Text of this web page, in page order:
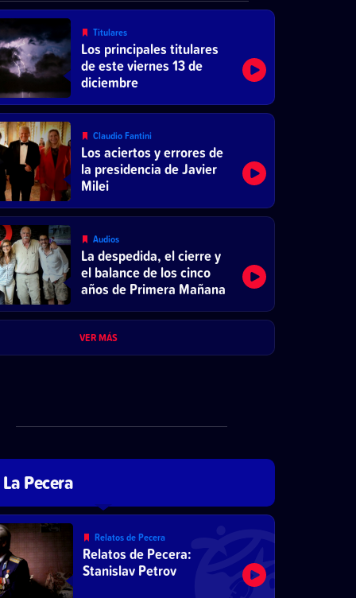
Titulares
Los principales titulares
de este viernes 13 de
diciembre
Claudio Fantini
Los aciertos y errores de
la presidencia de Javier
Milei
Audios
La despedida, el cierre y
el balance de los cinco
años de Primera Mañana
VER MÁS
La Pecera
Relatos de Pecera
Relatos de Pecera:
Stanislav Petrov